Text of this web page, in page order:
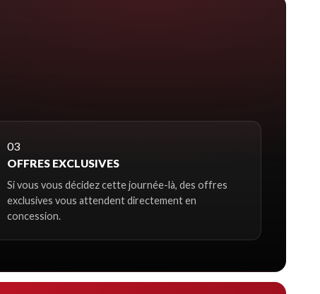
03
OFFRES EXCLUSIVES
Si vous vous décidez cette journée-là, des offres
exclusives vous attendent directement en
concession.